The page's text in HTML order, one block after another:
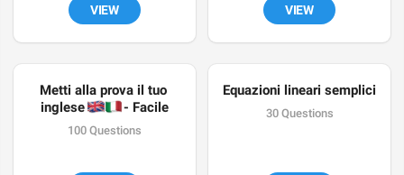
VIEW VIEW
Metti alla prova il tuo
inglese
- Facile
100 Questions
Equazioni lineari semplici
30 Questions